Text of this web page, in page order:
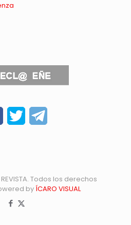
REVISTA. Todos los derechos
by ÍCARO VISUAL